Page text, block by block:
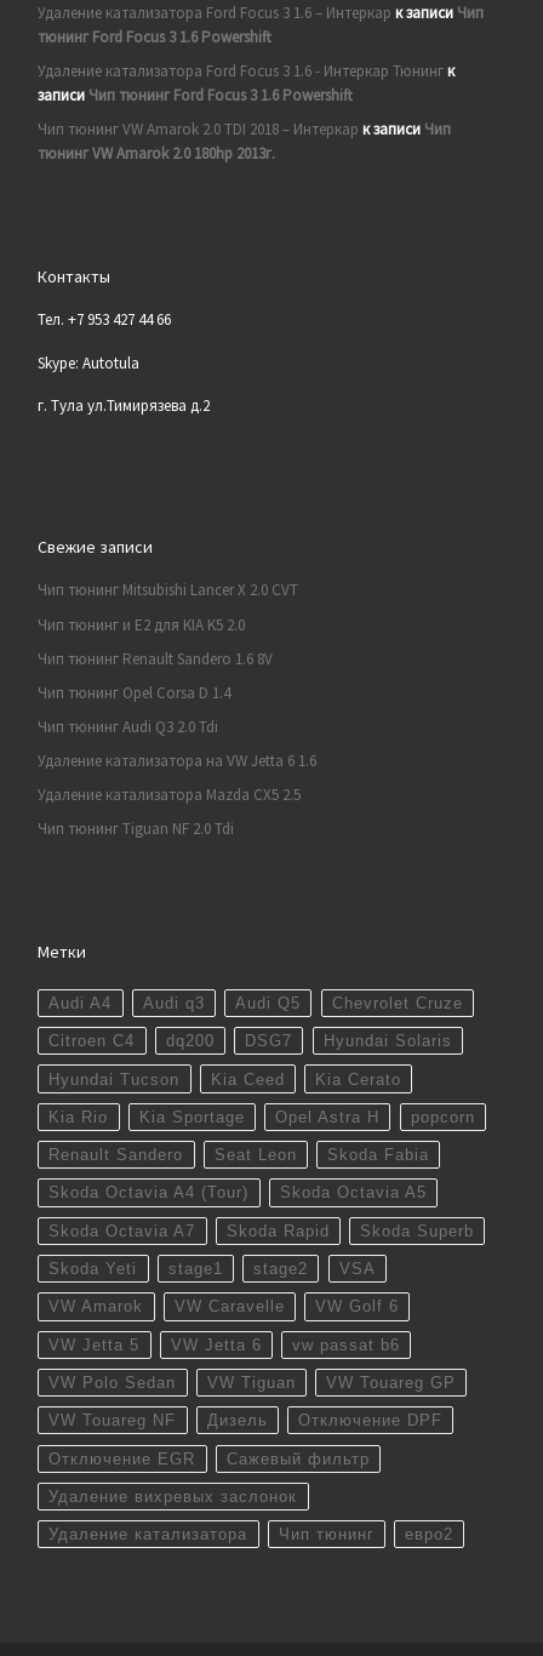
Удаление катализатора Ford Focus 3 1.6 – Интеркар к записи Чип
тюнинг Ford Focus 3 1.6 Powershift
Удаление катализатора Ford Focus 3 1.6 - Интеркар Тюнингк
записи Чип тюнинг Ford Focus 3 1.6 Powershift
Чип тюнинг VW Amarok 2.0 TDI 2018 – Интеркар к записи Чип
тюнинг VW Amarok 2.0 180hp 2013г.
Контакты
Тел. +7 953 427 44 66
Skype: Autotula
г. Тула ул.Тимирязева д.2
Свежие записи
Чип тюнинг Mitsubishi Lancer X 2.0 CVT
Чип тюнинг и E2 для KIA K5 2.0
Чип тюнинг Renault Sandero 1.6 8V
Чип тюнинг Opel Corsa D 1.4
Чип тюнинг Audi Q3 2.0 Tdi
Удаление катализатора на VW Jetta 6 1.6
Удаление катализатора Mazda CX5 2.5
Чип тюнинг Tiguan NF 2.0 Tdi
Метки
Audi A4 Audi q3 Audi Q5 Chevrolet Cruze
Citroen C4 dq200 DSG7 Hyundai Solaris
Hyundai Tucson Kia Ceed Kia Cerato
Kia Rio Kia Sportage Opel Astra H popcorn
Renault Sandero Seat Leon Skoda Fabia
Skoda Octavia A4 (Tour) Skoda Octavia A5
Skoda Octavia A7 Skoda Rapid Skoda Superb
Skoda Yeti stage1 stage2 VSA
VW Amarok VW Caravelle VW Golf 6
VW Jetta 5 VW Jetta 6 vw passat b6
VW Polo Sedan VW Tiguan VW Touareg GP
VW Touareg NF Дизель Отключение DPF
Отключение EGR Сажевый фильтр
Удаление вихревых заслонок
Удаление катализатора Чип тюнинг евро2